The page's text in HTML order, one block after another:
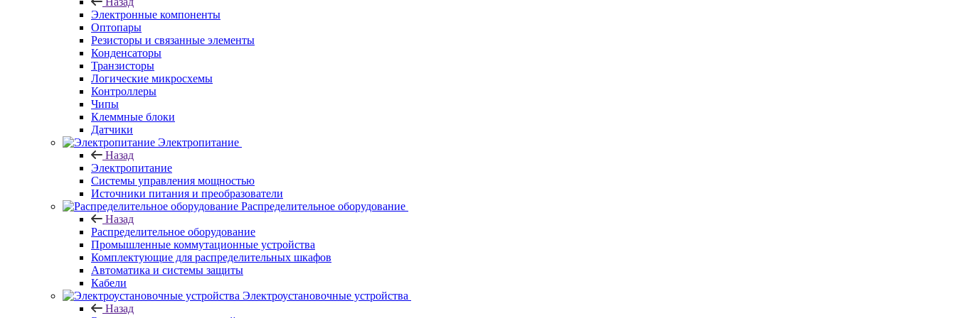
Электронные компоненты
Оптопары
Резисторы и связанные элементы
Конденсаторы
Транзисторы
Логические микросхемы
Контроллеры
Чипы
Клеммные блоки
Датчики
Электропитание
Назад
Электропитание
Системы управления мощностью
Источники питания и преобразователи
Распределительное оборудование
Назад
Распределительное оборудование
Промышленные коммутационные устройства
Комплектующие для распределительных шкафов
Автоматика и системы защиты
Кабели
Электроустановочные устройства
Назад